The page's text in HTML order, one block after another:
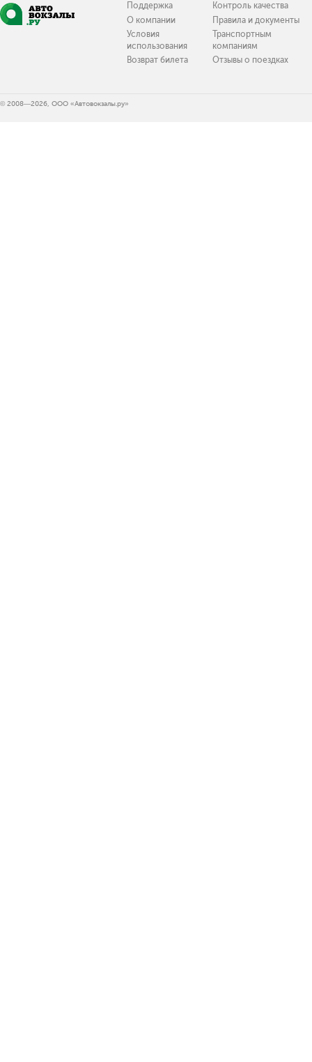
Поддержка
О компании
Условия
использования
Возврат билета
Контроль качества
Правила и документы
Транспортным
компаниям
Отзывы о поездках
© 2008—2026, ООО «Автовокзалы.ру»